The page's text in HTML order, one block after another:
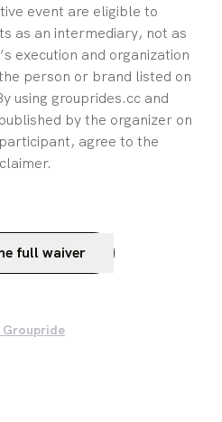
event are eligible to
as an intermediary, not as
execution and organization
person or brand listed on
using grouprides.cc and
by the organizer on
agree to the
full waiver
Groupride